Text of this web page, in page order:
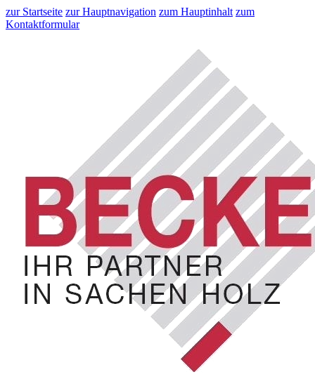
zur Startseite zur Hauptnavigation zum Hauptinhalt zum
Kontaktformular